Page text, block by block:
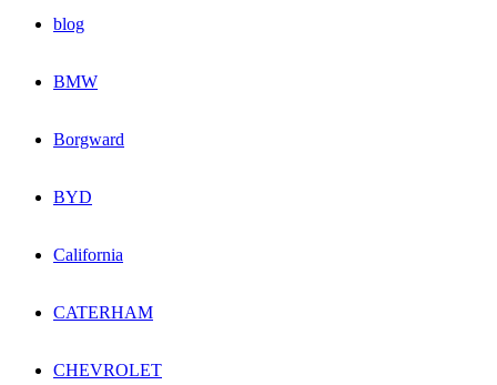
blog
BMW
Borgward
BYD
California
CATERHAM
CHEVROLET